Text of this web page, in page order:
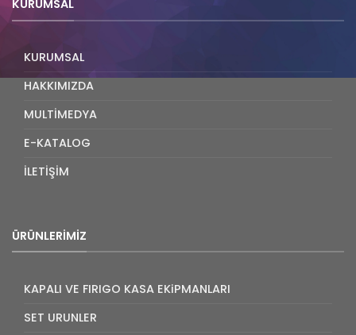
KURUMSAL
KURUMSAL
HAKKIMIZDA
MULTİMEDYA
E-KATALOG
İLETİŞİM
ÜRÜNLERIMIZ
KAPALI VE FIRIGO KASA EKiPMANLARI
SET URUNLER